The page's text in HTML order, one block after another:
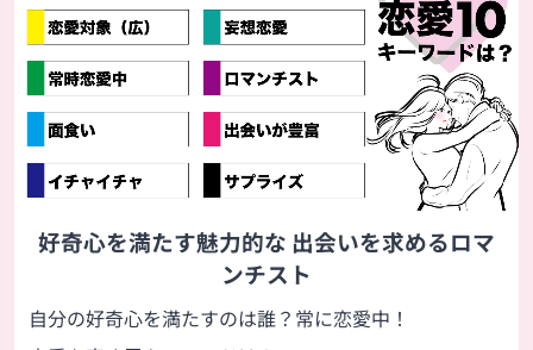
好奇心を満たす魅力的な 出会いを求めるロマ
ンチスト
自分の好奇心を満たすのは誰？常に恋愛中！